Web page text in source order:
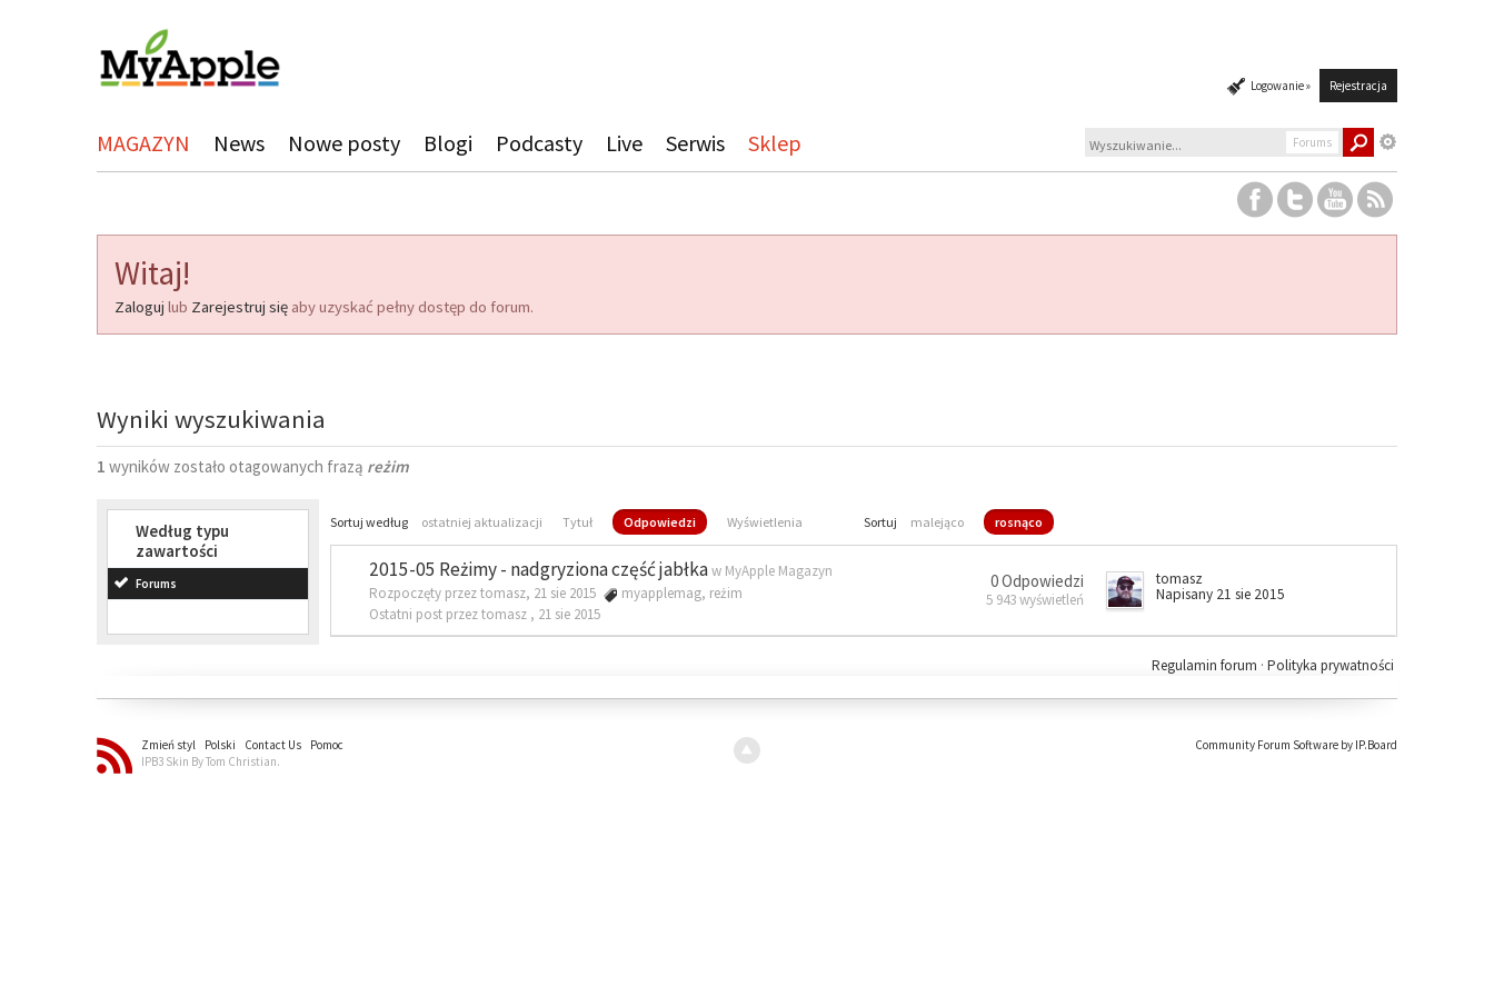
Logowanie » Rejestracja
MAGAZYN News Nowe posty Blogi Podcasty Live Serwis Sklep Forums
Witaj!
Zaloguj lub Zarejestruj się aby uzyskać pełny dostęp do forum.
Wyniki wyszukiwania
1 wyników zostało otagowanych frazą reżim
Według typu
zawartości
Forums
Sortuj według ostatniej aktualizacji Tytuł Odpowiedzi Wyświetlenia Sortuj malejąco rosnąco
2015-05 Reżimy - nadgryziona część jabłkaw MyApple Magazyn
Rozpoczęty przez tomasz, 21 sie 2015
myapplemag, reżim
Ostatni post przez tomasz , 21 sie 2015
0 Odpowiedzi
5 943 wyświetleń
tomasz
Napisany 21 sie 2015
Polityka prywatności
Regulamin forum ·
Zmień styl Polski Contact Us
Pomoc
IPB3 Skin By Tom Christian.
Community Forum Software by IP.Board